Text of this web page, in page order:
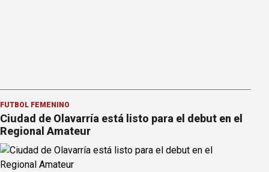
FÚTBOL FEMENINO
Ciudad de Olavarría está listo para el debut en el
Regional Amateur